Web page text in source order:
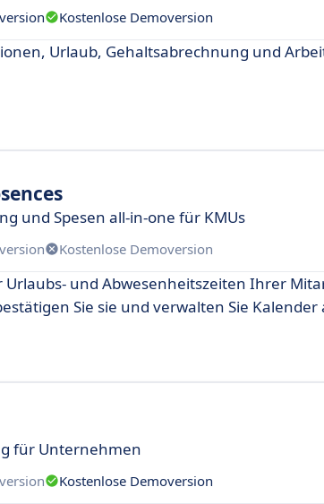
Kostenlose Demoversion
Urlaub, Gehaltsabrechnung und
und Spesen all-in-one für KMUs
Kostenlose Demoversion
Urlaubs- und Abwesenheitszeiten Ihrer
Sie sie und verwalten Sie
für Unternehmen
Kostenlose Demoversion